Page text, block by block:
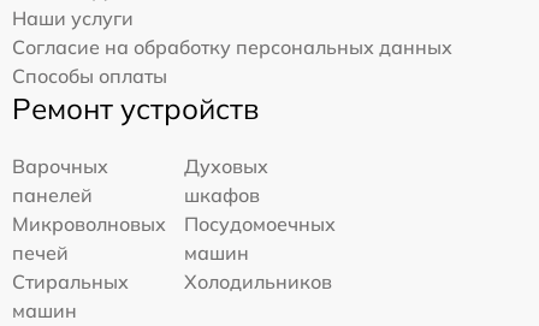
Наши услуги
Согласие на обработку персональных данных
Способы оплаты
Ремонт устройств
Варочных
панелей
Духовых
шкафов
Микроволновых
печей
Посудомоечных
машин
Стиральных
машин
Холодильников